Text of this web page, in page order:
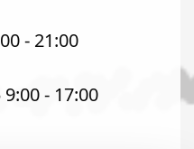
- 21:00
- 17:00